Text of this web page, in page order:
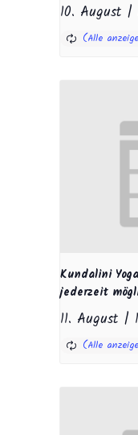
10. August |
Kundalini
jederzeit
11. August |